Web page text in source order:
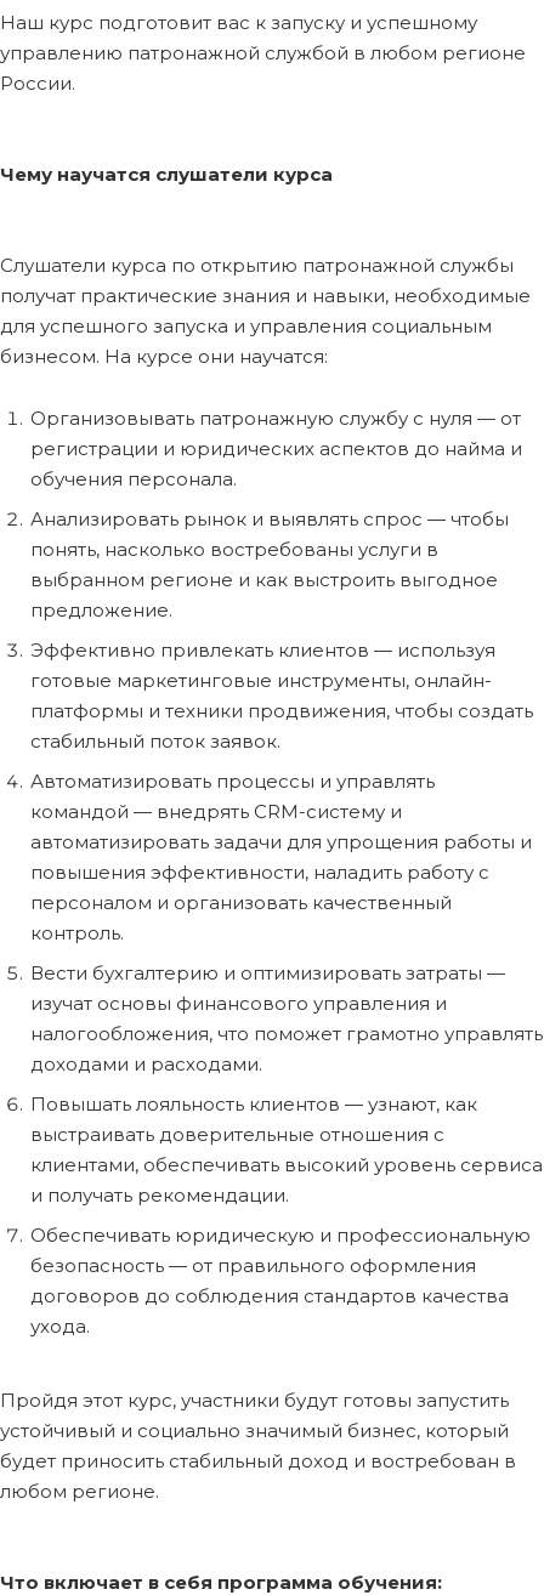
Наш курс подготовит вас к запуску и успешному
управлению патронажной службой в любом регионе
России.
Чему научатся слушатели курса
Слушатели курса по открытию патронажной службы
получат практические знания и навыки, необходимые
для успешного запуска и управления социальным
бизнесом. На курсе они научатся:
Организовывать патронажную службу с нуля — от
регистрации и юридических аспектов до найма и
обучения персонала.
Анализировать рынок и выявлять спрос — чтобы
понять, насколько востребованы услуги в
выбранном регионе и как выстроить выгодное
предложение.
Эффективно привлекать клиентов — используя
готовые маркетинговые инструменты, онлайн-
платформы и техники продвижения, чтобы создать
стабильный поток заявок.
Автоматизировать процессы и управлять
командой — внедрять CRM-систему и
автоматизировать задачи для упрощения работы и
повышения эффективности, наладить работу с
персоналом и организовать качественный
контроль.
Вести бухгалтерию и оптимизировать затраты —
изучат основы финансового управления и
налогообложения, что поможет грамотно управлять
доходами и расходами.
Повышать лояльность клиентов — узнают, как
выстраивать доверительные отношения с
клиентами, обеспечивать высокий уровень сервиса
и получать рекомендации.
Обеспечивать юридическую и профессиональную
безопасность — от правильного оформления
договоров до соблюдения стандартов качества
ухода.
Пройдя этот курс, участники будут готовы запустить
устойчивый и социально значимый бизнес, который
будет приносить стабильный доход и востребован в
любом регионе.
Что включает в себя программа обучения: